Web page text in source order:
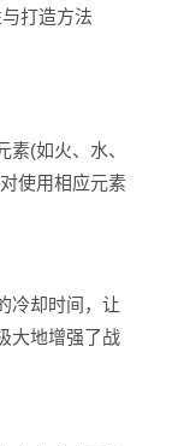
(如火、水、
使用相应元素
却时间，让
大地增强了战